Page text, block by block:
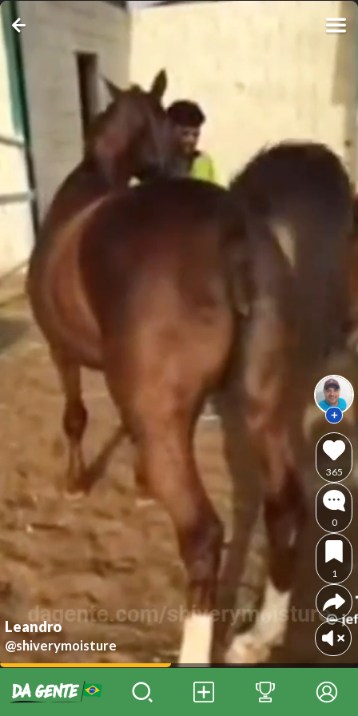
Leandro
@shiverymoisture
365
0
1